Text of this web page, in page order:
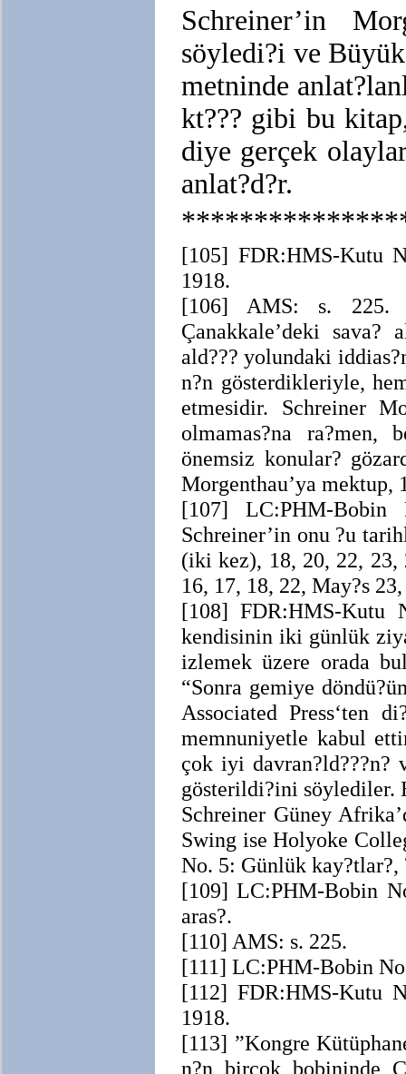
Schreiner’in
söyledi?i ve
metninde
kt??? gibi bu
diye gerçek
anlat?d?r.
[105] FDR:HMS-Kutu
1918.
[106] AMS: s. 225.
Çanakkale’deki
ald??? yolundaki
n?n gösterdikleriyle,
etmesidir. Schreiner
olmamas?na ra?men,
önemsiz konular?
Morgenthau’ya mektup,
[107] LC:PHM-Bobin
Schreiner’in onu ?u
(iki kez), 18, 20, 22,
16, 17, 18, 22, May?s
[108] FDR:HMS-Kutu
kendisinin iki günlük
izlemek üzere orada
“Sonra gemiye
Associated Press‘ten
memnuniyetle kabul
çok iyi davran?ld???n?
gösterildi?ini söylediler.
Schreiner Güney
Swing ise Holyoke
No. 5: Günlük kay?tlar?,
[109] LC:PHM-Bobin
aras?.
[110] AMS: s. 225.
[111] LC:PHM-Bobin
[112] FDR:HMS-Kutu
1918.
[113] ”Kongre
n?n birçok bobininde